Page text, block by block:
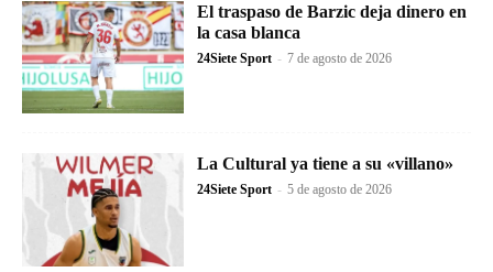
El traspaso de Barzic deja dinero en
la casa blanca
24Siete Sport - 7 de agosto de 2026
La Cultural ya tiene a su «villano»
24Siete Sport - 5 de agosto de 2026